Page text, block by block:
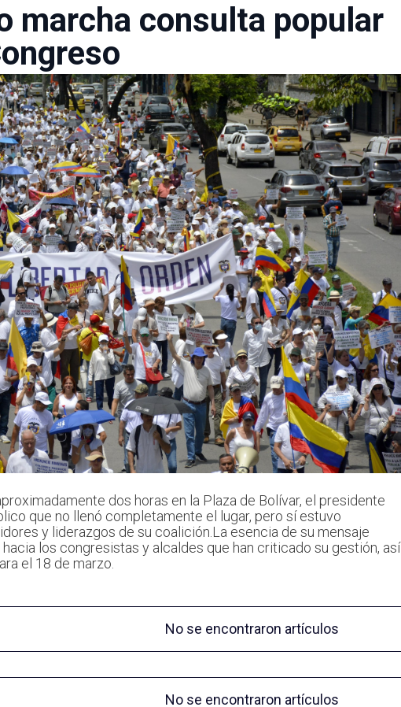
marcha consulta popular
dos horas en la Plaza de Bolívar, el presidente
que no llenó completamente el lugar, pero sí estuvo
y liderazgos de su coalición.La esencia de su mensaje
los congresistas y alcaldes que han criticado su gestión, así
el 18 de marzo.
No se encontraron artículos
No se encontraron artículos